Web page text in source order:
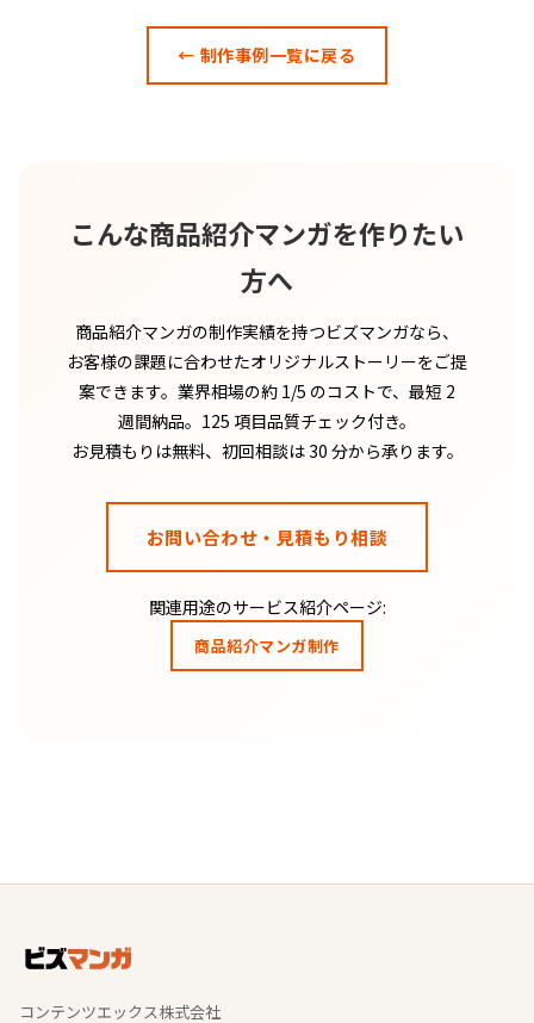
← 制作事例一覧に戻る
こんな商品紹介マンガを作りたい
方へ
商品紹介マンガの制作実績を持つビズマンガなら、
お客様の課題に合わせたオリジナルストーリーをご提
案できます。業界相場の約 1/5 のコストで、最短 2
週間納品。125 項目品質チェック付き。
お見積もりは無料、初回相談は 30 分から承ります。
お問い合わせ・見積もり相談
関連用途のサービス紹介ページ:
商品紹介マンガ制作
コンテンツエックス株式会社